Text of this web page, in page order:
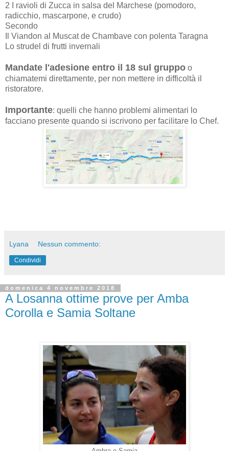
2 I ravioli di Zucca in salsa del Marchese (pomodoro,
radicchio, mascarpone, e crudo)
Secondo
Il Viandon al Muscat de Chambave con polenta Taragna
Lo strudel di frutti invernali
Mandate l'adesione entro il 18 sul gruppo o
chiamatemi direttamente, per non mettere in difficoltà il
ristoratore.
Importante: quelli che hanno problemi alimentari lo
facciano presente quando si iscrivono per facilitare lo Chef.
Lyana Nessun commento:
Condividi
domenica 4 novembre 2018
A Losanna ottime prove per Amba
Corolla e Samia Soltane